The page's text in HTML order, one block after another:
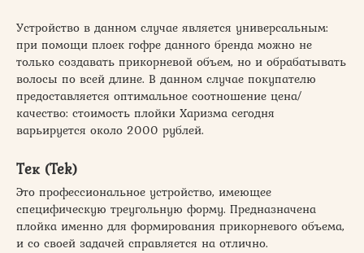
Устройство в данном случае является универсальным:
при помощи плоек гофре данного бренда можно не
только создавать прикорневой объем, но и обрабатывать
волосы по всей длине. В данном случае покупателю
предоставляется оптимальное соотношение цена/
качество: стоимость плойки Харизма сегодня
варьируется около 2000 рублей.
Тек (Tek)
Это профессиональное устройство, имеющее
специфическую треугольную форму. Предназначена
плойка именно для формирования прикорневого объема,
и со своей задачей справляется на отлично.